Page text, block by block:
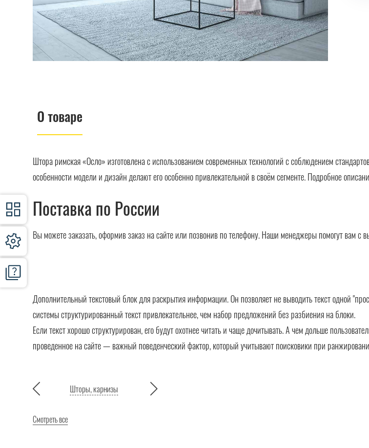
О товаре
Штора римская «Осло» изготовлена с использованием современных технологий с соблюдением
особенности модели и дизайн делают его особенно привлекательной в своём сегменте. Подробное
Поставка по России
Вы можете заказать, оформив заказ на сайте или позвонив по телефону. Наши менеджеры помогут вам с
Дополнительный текстовый блок для раскрытия информации. Он позволяет не выводить текст одной
системы структурированный текст привлекательнее, чем набор предложений без разбиения на блоки.
Если текст хорошо структурирован, его будут охотнее читать и чаще дочитывать. А чем дольше
проведенное на сайте — важный поведенческий фактор, который учитывают поисковики при
Шторы, карнизы
Смотреть все